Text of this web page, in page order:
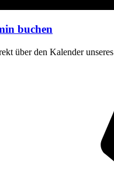
buchen
über den Kalender